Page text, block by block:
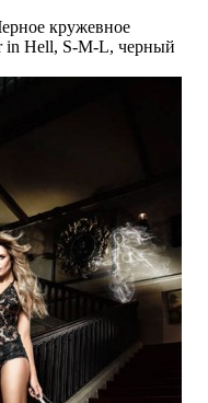
кружевное
in Hell, S-M-L, черный